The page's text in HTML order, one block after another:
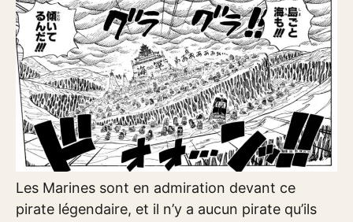
Les Marines sont en admiration devant ce
pirate légendaire, et il n’y a aucun pirate qu’ils